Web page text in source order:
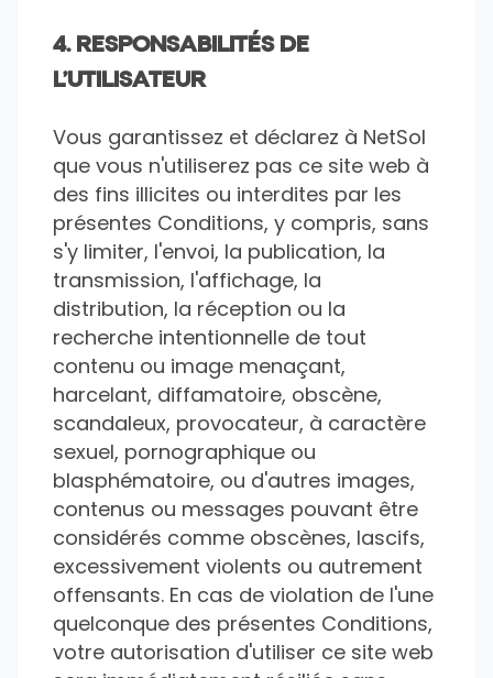
4. RESPONSABILITÉS DE
L'UTILISATEUR
Vous garantissez et déclarez à NetSol
que vous n'utiliserez pas ce site web à
des fins illicites ou interdites par les
présentes Conditions, y compris, sans
s'y limiter, l'envoi, la publication, la
transmission, l'affichage, la
distribution, la réception ou la
recherche intentionnelle de tout
contenu ou image menaçant,
harcelant, diffamatoire, obscène,
scandaleux, provocateur, à caractère
sexuel, pornographique ou
blasphématoire, ou d'autres images,
contenus ou messages pouvant être
considérés comme obscènes, lascifs,
excessivement violents ou autrement
offensants. En cas de violation de l'une
quelconque des présentes Conditions,
votre autorisation d'utiliser ce site web